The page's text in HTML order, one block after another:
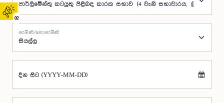
02
පැමිණි/නොපැමිණි
දින සිට (YYYY-MM-DD)